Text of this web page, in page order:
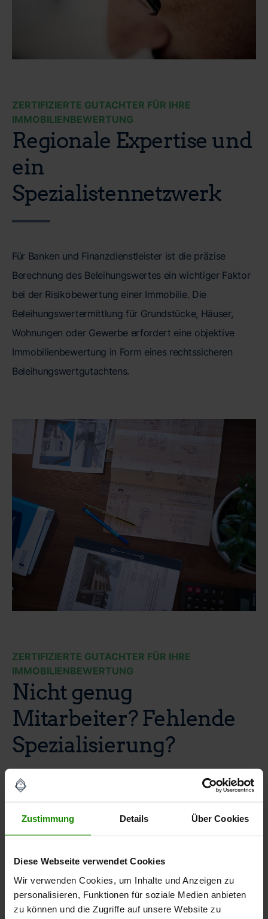
Zustimmung Details Über Cookies
Diese Webseite verwendet Cookies
Wir verwenden Cookies, um Inhalte und Anzeigen zu
personalisieren, Funktionen für soziale Medien anbieten
zu können und die Zugriffe auf unsere Website zu
ZERTIFIZIERTE GUTACHTER FÜR IHRE
IMMOBILIENBEWERTUNG
Regionale Expertise und
ein
Spezialistennetzwerk
Für Banken und Finanzdienstleister ist die präzise
Berechnung des Beleihungswertes ein wichtiger Faktor
bei der Risikobewertung einer Immobilie. Die
Beleihungswertermittlung für Grundstücke, Häuser,
Wohnungen oder Gewerbe erfordert eine objektive
Immobilienbewertung in Form eines rechtssicheren
Beleihungswertgutachtens.
ZERTIFIZIERTE GUTACHTER FÜR IHRE
IMMOBILIENBEWERTUNG
Nicht genug
Mitarbeiter? Fehlende
Spezialisierung?
Immobilienbewertung bieten Banken und
Finanzdienstleistern die Erstellung von Verkehrswert-
und Beleihungswertgutachten an.
Ermittlung des Verkehrswertes einer Immobilie gemäß §
194 des Baugesetzbuches und des Beleihungswertes